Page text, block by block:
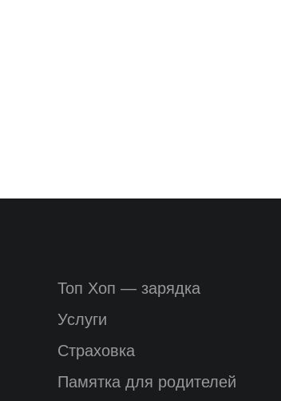
Топ Хоп — зарядка
Услуги
Страховка
Памятка для родителей